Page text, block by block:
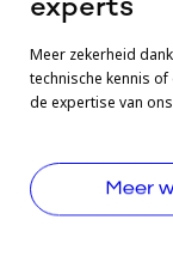
experts
Meer zekerheid
technische kennis
de expertise van